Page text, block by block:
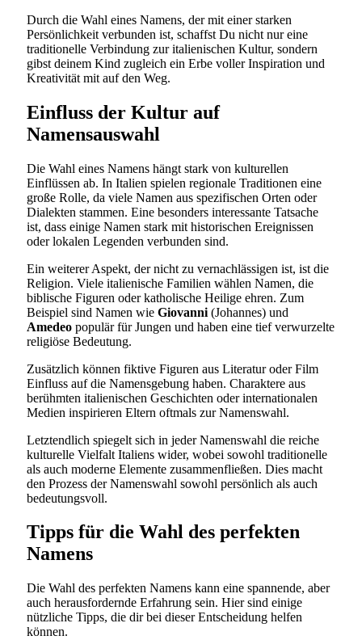
Durch die Wahl eines Namens, der mit einer starken
Persönlichkeit verbunden ist, schaffst Du nicht nur eine
traditionelle Verbindung zur italienischen Kultur, sondern
gibst deinem Kind zugleich ein Erbe voller Inspiration und
Kreativität mit auf den Weg.
Einfluss der Kultur auf
Namensauswahl
Die Wahl eines Namens hängt stark von kulturellen
Einflüssen ab. In Italien spielen regionale Traditionen eine
große Rolle, da viele Namen aus spezifischen Orten oder
Dialekten stammen. Eine besonders interessante Tatsache
ist, dass einige Namen stark mit historischen Ereignissen
oder lokalen Legenden verbunden sind.
Ein weiterer Aspekt, der nicht zu vernachlässigen ist, ist die
Religion. Viele italienische Familien wählen Namen, die
biblische Figuren oder katholische Heilige ehren. Zum
Beispiel sind Namen wie Giovanni (Johannes) und
Amedeo populär für Jungen und haben eine tief verwurzelte
religiöse Bedeutung.
Zusätzlich können fiktive Figuren aus Literatur oder Film
Einfluss auf die Namensgebung haben. Charaktere aus
berühmten italienischen Geschichten oder internationalen
Medien inspirieren Eltern oftmals zur Namenswahl.
Letztendlich spiegelt sich in jeder Namenswahl die reiche
kulturelle Vielfalt Italiens wider, wobei sowohl traditionelle
als auch moderne Elemente zusammenfließen. Dies macht
den Prozess der Namenswahl sowohl persönlich als auch
bedeutungsvoll.
Tipps für die Wahl des perfekten
Namens
Die Wahl des perfekten Namens kann eine spannende, aber
auch herausfordernde Erfahrung sein. Hier sind einige
nützliche Tipps, die dir bei dieser Entscheidung helfen
können.